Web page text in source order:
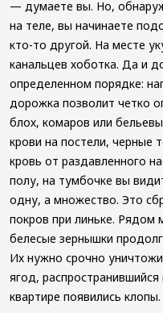
— думаете вы. Но,
на теле, вы начинаете
кто-то другой. На месте
канальцев хоботка. Да и
определенном порядке:
дорожка позволит четко
блох, комаров или
крови на постели,
кровь от раздавленного
полу, на тумбочке вы
одну, а множество. Это
покров при линьке. Рядом
белесые зернышки
Их нужно срочно
ягод,
квартире появились клопы.